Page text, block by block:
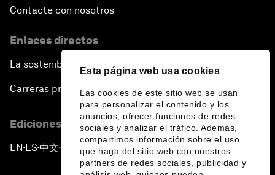
Esta página web usa cookies
Las cookies de este sitio web se usan
para personalizar el contenido y los
anuncios, ofrecer funciones de redes
sociales y analizar el tráfico. Además,
compartimos información sobre el uso
que haga del sitio web con nuestros
partners de redes sociales, publicidad y
Contacte con nosotros
Enlaces directos
La sostenibilidad en el Foro
Carreras profesionales
Ediciones en otros idiomas
EN ▪ES▪中文▪ 日本語